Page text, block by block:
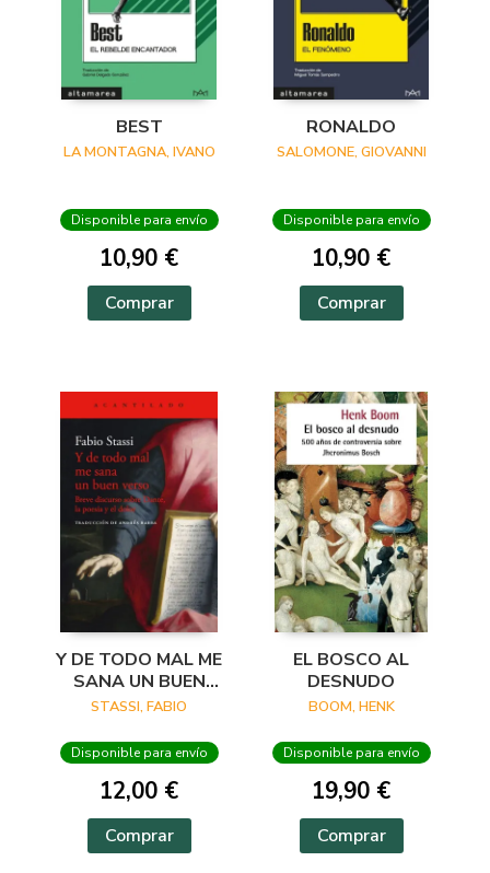
BEST
LA MONTAGNA, IVANO
Disponible para envío
10,90 €
Comprar
RONALDO
SALOMONE, GIOVANNI
Disponible para envío
10,90 €
Comprar
Y DE TODO MAL ME
SANA UN BUEN
VERSO
STASSI, FABIO
Disponible para envío
12,00 €
Comprar
EL BOSCO AL
DESNUDO
BOOM, HENK
Disponible para envío
19,90 €
Comprar